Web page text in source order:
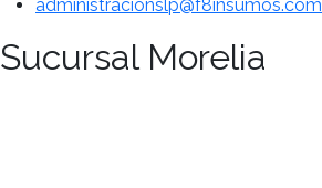
administracionslp@f8insumos.com
Sucursal Morelia